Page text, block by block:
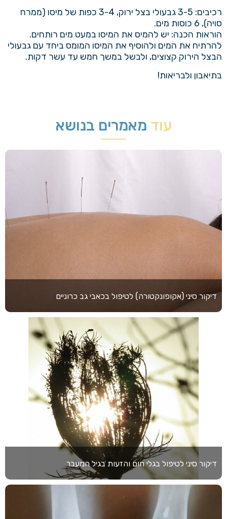
רכיבים: 3-5 גבעולי בצל ירוק, 3-4 כפות של מיסו (ממרח
סויה), 6 כוסות מים.
הוראות הכנה: יש להמיס את המיסו במעט מים רותחים.
להרתיח את המים ולהוסיף את המיסו המומס ביחד עם גבעולי
הבצל הירוק קצוצים, ולבשל במשך חמש עד עשר דקות.
בתיאבון ולבריאות!
עוד מאמרים בנושא
דיקור סיני (אקופונקטורה) לטיפול בכאבי גב כרוניים
דיקור סיני לטיפול בגלי חום והזעות בגיל המעבר